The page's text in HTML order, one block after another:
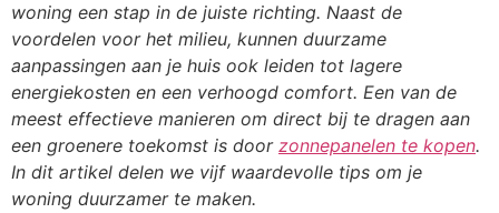
woning een stap in de juiste richting. Naast de
voordelen voor het milieu, kunnen duurzame
aanpassingen aan je huis ook leiden tot lagere
energiekosten en een verhoogd comfort. Een van de
meest effectieve manieren om direct bij te dragen aan
een groenere toekomst is door zonnepanelen te kopen.
In dit artikel delen we vijf waardevolle tips om je
woning duurzamer te maken.